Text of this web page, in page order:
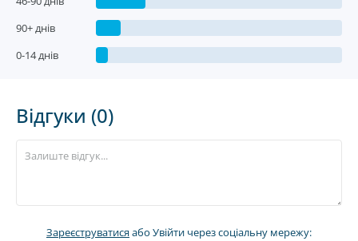
90+ днів
0-14 днів
Відгуки (0)
Зареєструватисяабо Увійти через соціальну мережу: